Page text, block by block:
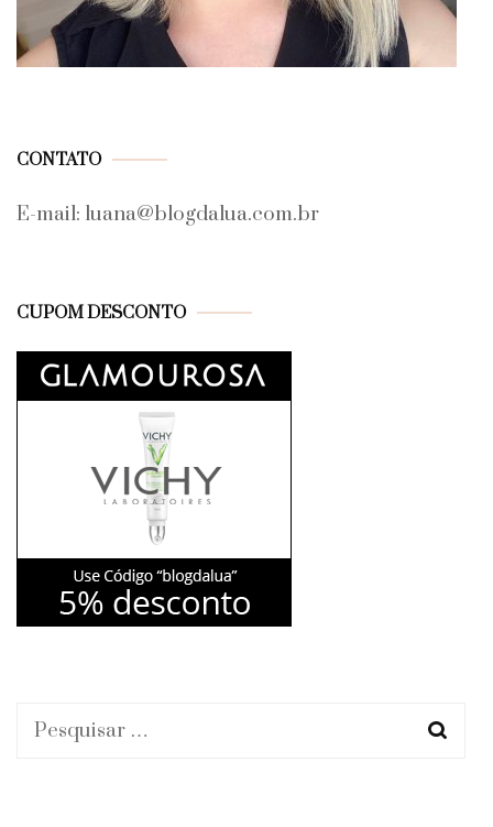
CONTATO
E-mail: luana@blogdalua.com.br
CUPOM DESCONTO
Pesquisar